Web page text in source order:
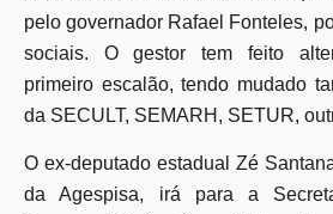
pelo governador Rafael Fonteles,
sociais. O gestor tem feito
primeiro escalão, tendo mudado
da SECULT, SEMARH, SETUR,
O ex-deputado estadual Zé
da Agespisa, irá para a